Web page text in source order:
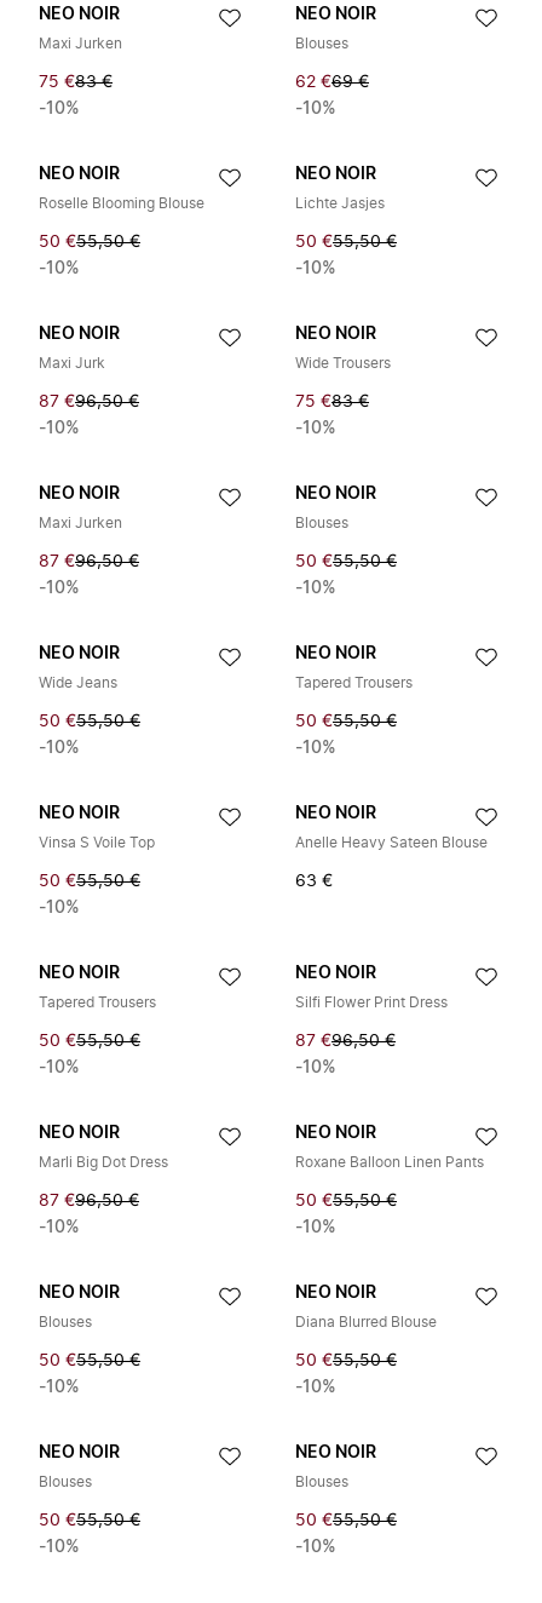
NEO NOIR
Maxi Jurken
75 €83 €
-10%
NEO NOIR
Blouses
62 €69 €
-10%
NEO NOIR
Roselle Blooming Blouse
50 €55,50 €
-10%
NEO NOIR
Lichte Jasjes
50 €55,50 €
-10%
NEO NOIR
Maxi Jurk
87 €96,50 €
-10%
NEO NOIR
Wide Trousers
75 €83 €
-10%
NEO NOIR
Maxi Jurken
87 €96,50 €
-10%
NEO NOIR
Blouses
50 €55,50 €
-10%
NEO NOIR
Wide Jeans
50 €55,50 €
-10%
NEO NOIR
Tapered Trousers
50 €55,50 €
-10%
NEO NOIR
Vinsa S Voile Top
50 €55,50 €
-10%
NEO NOIR
Anelle Heavy Sateen Blouse
63 €
NEO NOIR
Tapered Trousers
50 €55,50 €
-10%
NEO NOIR
Silfi Flower Print Dress
87 €96,50 €
-10%
NEO NOIR
Marli Big Dot Dress
87 €96,50 €
-10%
NEO NOIR
Roxane Balloon Linen Pants
50 €55,50 €
-10%
NEO NOIR
Blouses
50 €55,50 €
-10%
NEO NOIR
Diana Blurred Blouse
50 €55,50 €
-10%
NEO NOIR
Blouses
50 €55,50 €
-10%
NEO NOIR
Blouses
50 €55,50 €
-10%